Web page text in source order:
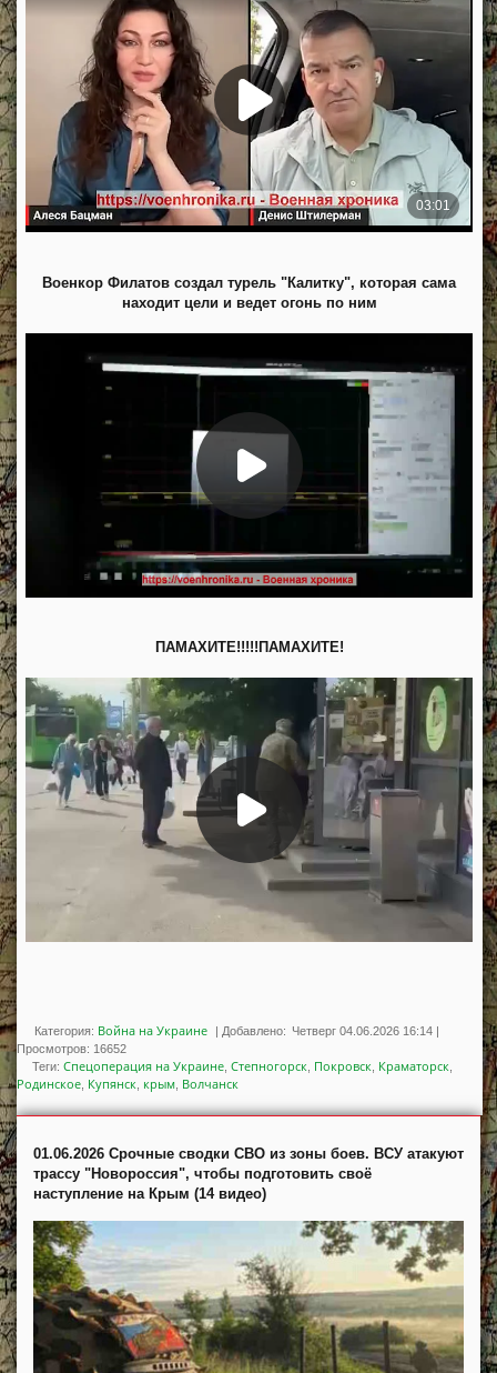
Военкор Филатов создал турель "Калитку", которая сама
находит цели и ведет огонь по ним
ПАМАХИТЕ!!!!!ПАМАХИТЕ!
Категория: Война на Украине | Добавлено: Четверг 04.06.2026 16:14 |
Просмотров: 16652
Теги: Спецоперация на Украине ,Степногорск Покровск Краматорск
Родинское Купянск крым Волчанск
01.06.2026 Срочные сводки СВО из зоны боев. ВСУ атакуют
трассу "Новороссия", чтобы подготовить своё
наступление на Крым (14 видео)